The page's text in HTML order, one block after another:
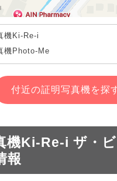
機Ki-Re-i
機Photo-Me
付近の証明写真機を探
機Ki-Re-i ザ・ビ
報